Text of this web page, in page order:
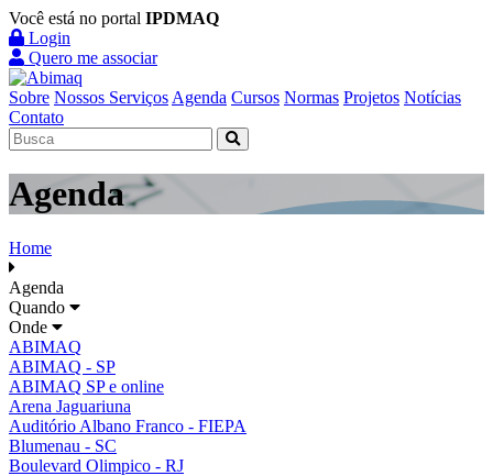
Você está no portal IPDMAQ
Login
Quero me associar
Sobre Nossos Serviços Agenda Cursos Normas Projetos Notícias
Contato
Agenda
Home
Agenda
Quando
Onde
ABIMAQ
ABIMAQ - SP
ABIMAQ SP e online
Arena Jaguariuna
Auditório Albano Franco - FIEPA
Blumenau - SC
Boulevard Olimpico - RJ